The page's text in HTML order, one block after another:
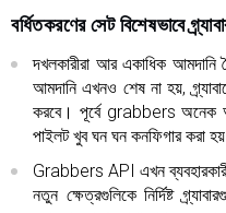
বর্ধিতকরণের সেট বিশেষভাবে
দখলকারীরা আর একাধিক আমদানি
আমদানি এখনও শেষ না হয়,
করবে। পূর্বে grabbers অনেক
পাইলট খুব ঘন ঘন কনফিগার করা
Grabbers API এখন
নতুন ক্ষেত্রগুলিকে নির্দিষ্ট